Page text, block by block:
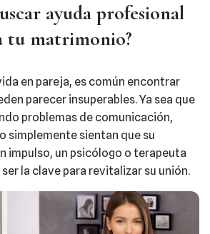
ayuda profesional
tu matrimonio?
en pareja, es común encontrar
parecer insuperables. Ya sea que
problemas de comunicación,
simplemente sientan que su
impulso, un psicólogo o terapeuta
la clave para revitalizar su unión.